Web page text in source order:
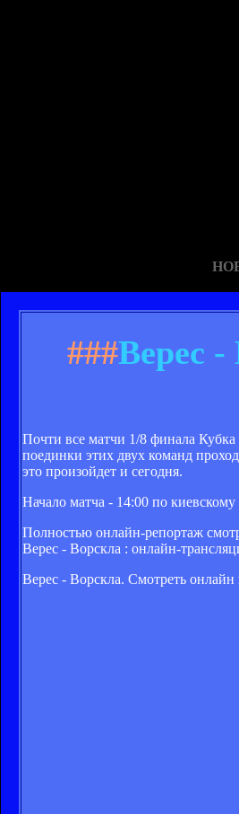
###Верес -
Почти все матчи 1/8 финала
поединки этих двух команд
это произойдет и сегодня.
Начало матча - 14:00 по
Полностью онлайн-репортаж
Верес - Ворскла : онлайн-
Верес - Ворскла. Смотреть